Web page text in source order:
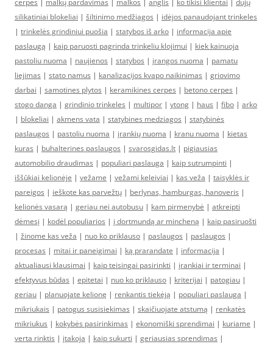
cerpes | malkų pardavimas | malkos | anglis | ko tikisi klientai | dujų
silikatiniai blokeliai | šiltinimo medžiagos | idėjos panaudojant trinkeles
| trinkelės grindiniui puošia | statybos iš arko | informacija apie
paslaugą | kaip paruosti pagrinda trinkeliu klojimui | kiek kainuoja
pastoliu nuoma | naujienos | statybos | įrangos nuoma | pamatu
liejimas | stato namus | kanalizacijos kvapo naikinimas | griovimo
darbai | samotines plytos | keramikines cerpes | betono cerpes |
stogo danga | grindinio trinkeles | multipor | ytong | haus | fibo | arko
| blokeliai | akmens vata | statybines medziagos | statybinės
paslaugos | pastoliu nuoma | įrankių nuoma | kranu nuoma | kietas
kuras | buhalterines paslaugos | svarosgidas.lt | pigiausias
automobilio draudimas | populiari paslauga | kaip sutrumpinti |
iššūkiai kelionėje | vežame | vežami keleiviai | kas veža | taisyklės ir
pareigos | ieškote kas parvežtų | berlynas, hamburgas, hanoveris |
kelionės vasarą | geriau nei autobusu | kam pirmenybė | atkreipti
dėmesį | kodėl populiarios | į dortmundą ar mincheną | kaip pasiruošti
| žinome kas veža | nuo ko priklauso | paslaugos | paslaugos |
procesas | mitai ir paneigimai | ką prarandate | informacija |
aktualiausi klausimai | kaip teisingai pasirinkti | įrankiai ir terminai |
efektyvus būdas | epitetai | nuo ko priklauso | kriterijai | patogiau |
geriau | planuojate kelionę | renkantis tiekėją | populiari paslauga |
mikriukais | patogus susisiekimas | skaičiuojate atstumą | renkatės
mikriukus | kokybės pasirinkimas | ekonomiški sprendimai | kuriame |
verta rinktis | įtakoja | kaip sukurti | geriausias sprendimas |